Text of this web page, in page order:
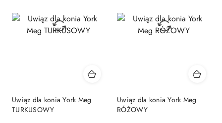
Uwiąz dla konia York Meg
TURKUSOWY
Uwiąz dla konia York Meg
RÓŻOWY